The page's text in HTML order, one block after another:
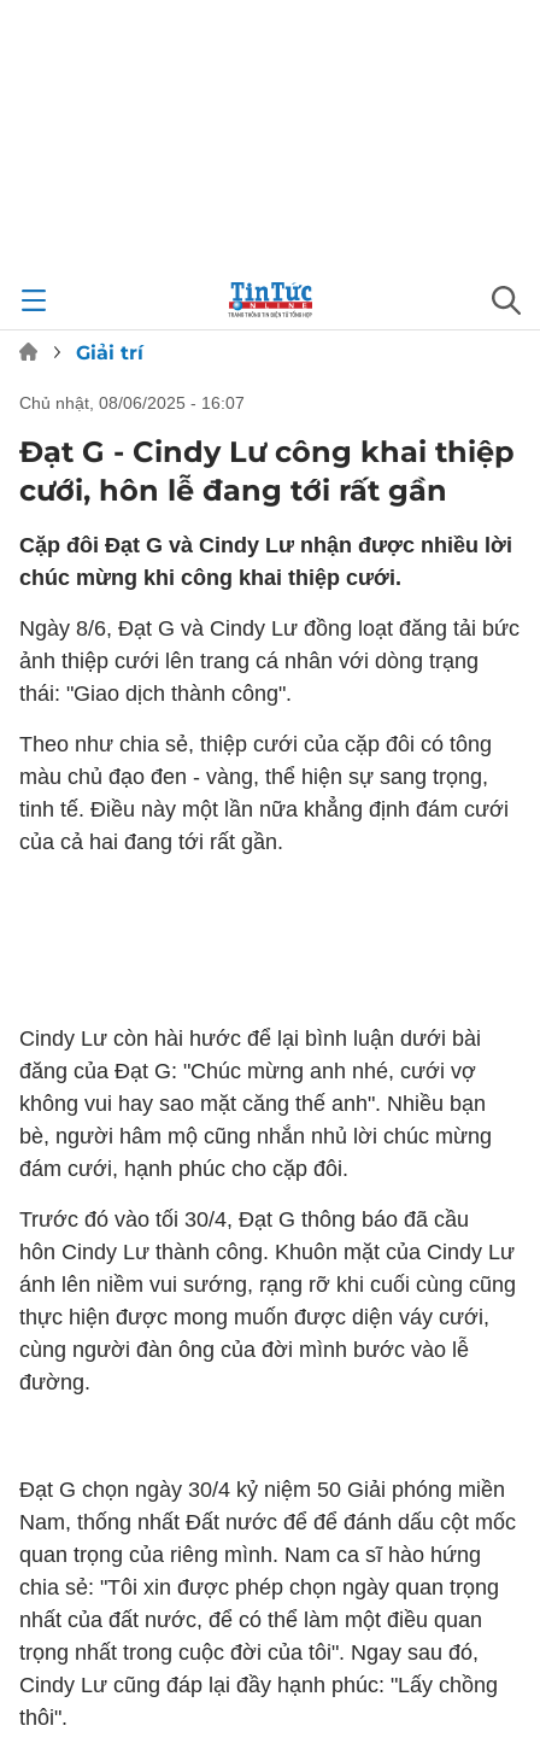
Giải trí
chủ nhật, 08/06/2025 - 16:07
Đạt G - Cindy Lư công khai thiệp
cưới, hôn lễ đang tới rất gần
Cặp đôi Đạt G và Cindy Lư nhận được nhiều lời
chúc mừng khi công khai thiệp cưới.
Ngày 8/6, Đạt G và Cindy Lư đồng loạt đăng tải bức
ảnh thiệp cưới lên trang cá nhân với dòng trạng
thái: "Giao dịch thành công".
Theo như chia sẻ, thiệp cưới của cặp đôi có tông
màu chủ đạo đen - vàng, thể hiện sự sang trọng,
tinh tế. Điều này một lần nữa khẳng định đám cưới
của cả hai đang tới rất gần.
Cindy Lư còn hài hước để lại bình luận dưới bài
đăng của Đạt G: "Chúc mừng anh nhé, cưới vợ
không vui hay sao mặt căng thế anh". Nhiều bạn
bè, người hâm mộ cũng nhắn nhủ lời chúc mừng
đám cưới, hạnh phúc cho cặp đôi.
Trước đó vào tối 30/4, Đạt G thông báo đã cầu
hôn Cindy Lư thành công. Khuôn mặt của Cindy Lư
ánh lên niềm vui sướng, rạng rỡ khi cuối cùng cũng
thực hiện được mong muốn được diện váy cưới,
cùng người đàn ông của đời mình bước vào lễ
đường.
Đạt G chọn ngày 30/4 kỷ niệm 50 Giải phóng miền
Nam, thống nhất Đất nước để để đánh dấu cột mốc
quan trọng của riêng mình. Nam ca sĩ hào hứng
chia sẻ: "Tôi xin được phép chọn ngày quan trọng
nhất của đất nước, để có thể làm một điều quan
trọng nhất trong cuộc đời của tôi". Ngay sau đó,
Cindy Lư cũng đáp lại đầy hạnh phúc: "Lấy chồng
thôi".